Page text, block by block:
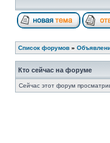
Список форумов »
Кто сейчас на форуме
Сейчас этот форум